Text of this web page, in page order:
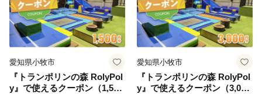
愛知県小牧市
『トランポリンの森 RolyPol
y』で使えるクーポン（1,500
愛知県小牧市
『トランポリンの森 RolyPol
y』で使えるクーポン（3,000